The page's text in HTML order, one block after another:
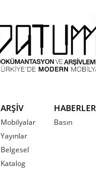
ARŞİV
Mobilyalar
Yayınlar
Belgesel
Katalog
HABERLER
Basın